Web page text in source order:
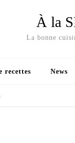
À la
La bonne
recettes News